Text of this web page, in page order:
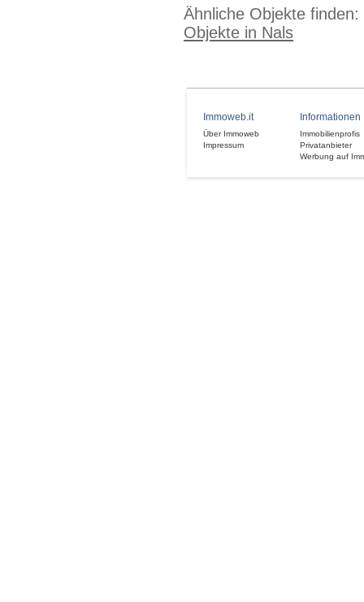
Ähnliche Objekte finden:
Objekte in Nals
Immoweb.it
Über Immoweb
Impressum
Informationen
Immobilienprofis
Privatanbieter
Werbung auf